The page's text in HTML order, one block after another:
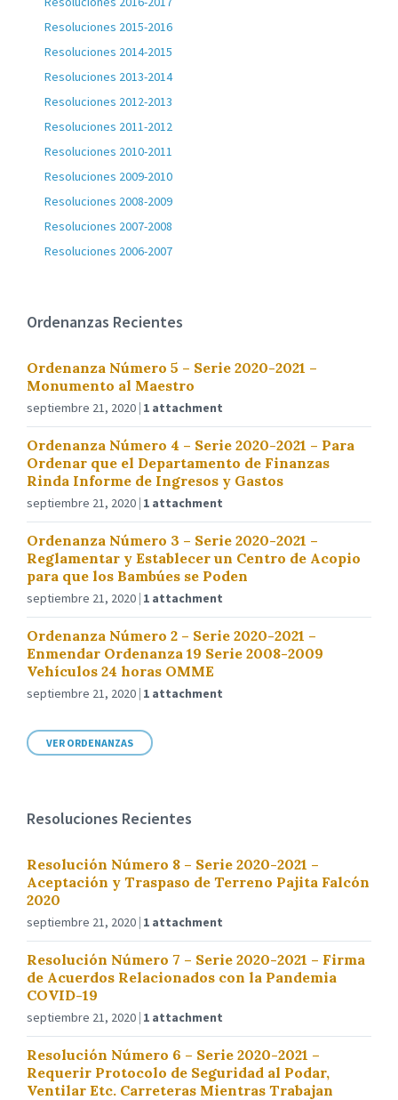
Resoluciones 2015-2016
Resoluciones 2014-2015
Resoluciones 2013-2014
Resoluciones 2012-2013
Resoluciones 2011-2012
Resoluciones 2010-2011
Resoluciones 2009-2010
Resoluciones 2008-2009
Resoluciones 2007-2008
Resoluciones 2006-2007
Ordenanzas Recientes
Ordenanza Número 5 – Serie 2020-2021 –
Monumento al Maestro
septiembre 21, 2020 1 attachment
Ordenanza Número 4 – Serie 2020-2021 – Para
Ordenar que el Departamento de Finanzas
Rinda Informe de Ingresos y Gastos
septiembre 21, 2020 1 attachment
Ordenanza Número 3 – Serie 2020-2021 –
Reglamentar y Establecer un Centro de Acopio
para que los Bambúes se Poden
septiembre 21, 2020 1 attachment
Ordenanza Número 2 – Serie 2020-2021 –
Enmendar Ordenanza 19 Serie 2008-2009
Vehículos 24 horas OMME
septiembre 21, 2020 1 attachment
VER ORDENANZAS
Resoluciones Recientes
Resolución Número 8 – Serie 2020-2021 –
Aceptación y Traspaso de Terreno Pajita Falcón
2020
septiembre 21, 2020 1 attachment
Resolución Número 7 – Serie 2020-2021 – Firma
de Acuerdos Relacionados con la Pandemia
COVID-19
septiembre 21, 2020 1 attachment
Resolución Número 6 – Serie 2020-2021 –
Requerir Protocolo de Seguridad al Podar,
Ventilar Etc. Carreteras Mientras Trabajan